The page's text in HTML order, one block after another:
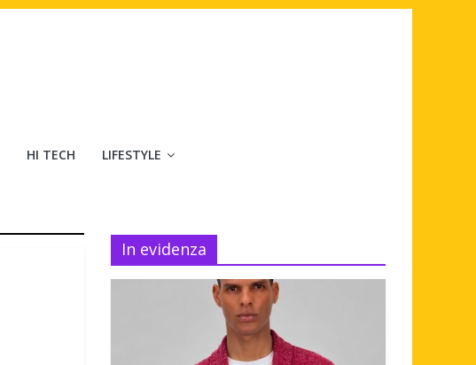
HI TECH LIFESTYLE
In evidenza